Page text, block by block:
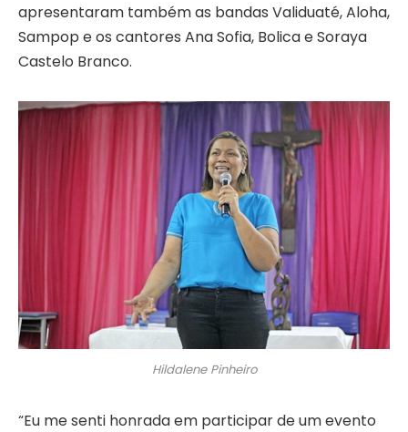
apresentaram também as bandas Validuaté, Aloha,
Sampop e os cantores Ana Sofia, Bolica e Soraya
Castelo Branco.
Hildalene Pinheiro
“Eu me senti honrada em participar de um evento